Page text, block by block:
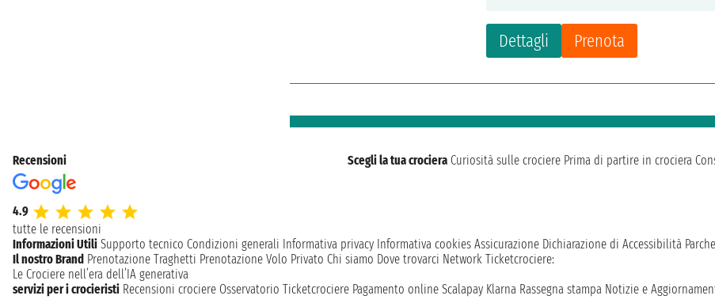
Dettagli Prenota
Recensioni
4.9
tutte le recensioni
Scegli la tua crociera Curiosità sulle crociere Prima di partire in crociera
Informazioni Utili Supporto tecnico Condizioni generali Informativa privacy Informativa cookies Assicurazione Dichiarazione di Accessibilità
Il nostro Brand Prenotazione Traghetti Prenotazione Volo Privato Chi siamo Dove trovarci Network Ticketcrociere:
Le Crociere nell’era dell’IA generativa
servizi per i crocieristi Recensioni crociere Osservatorio Ticketcrociere Pagamento online Scalapay Klarna Rassegna stampa Notizie e